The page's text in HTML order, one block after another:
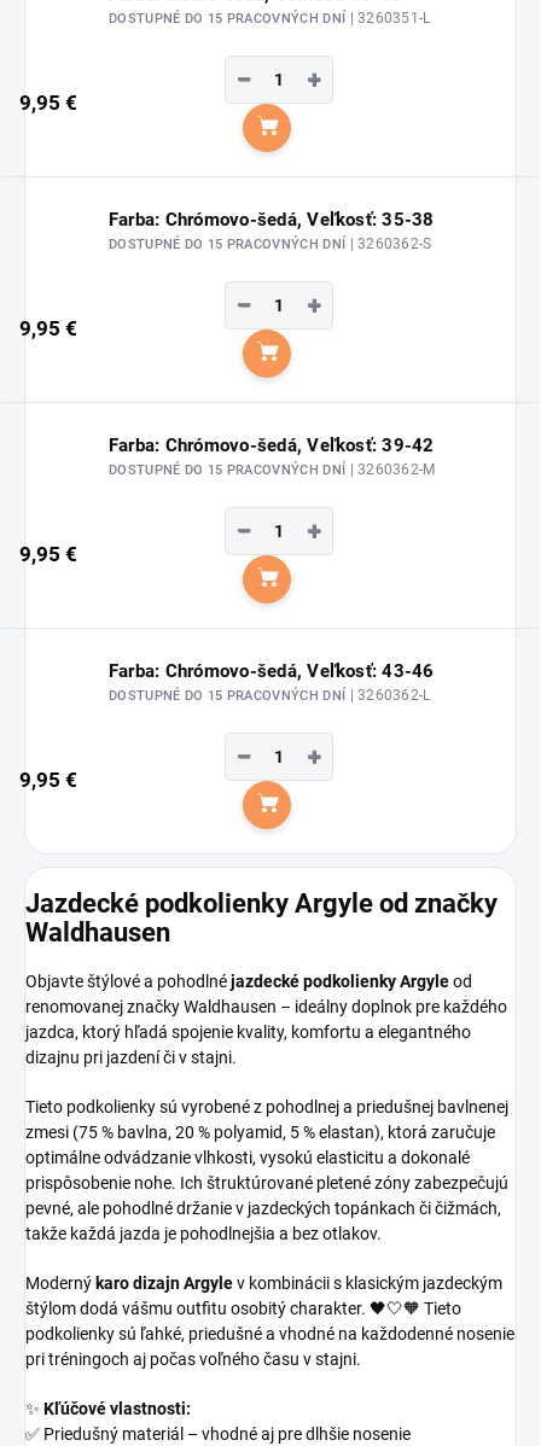
DOSTUPNÉ DO 15 PRACOVNÝCH DNÍ | 3260351-L
9,95 €
+
−
Do košíka
Farba: Chrómovo-šedá, Veľkosť: 35-38
DOSTUPNÉ DO 15 PRACOVNÝCH DNÍ | 3260362-S
9,95 €
+
−
Do košíka
Farba: Chrómovo-šedá, Veľkosť: 39-42
DOSTUPNÉ DO 15 PRACOVNÝCH DNÍ | 3260362-M
9,95 €
+
−
Do košíka
Farba: Chrómovo-šedá, Veľkosť: 43-46
DOSTUPNÉ DO 15 PRACOVNÝCH DNÍ | 3260362-L
9,95 €
+
−
Do košíka
Jazdecké podkolienky Argyle od značky
Waldhausen
Objavte štýlové a pohodlnéjazdecké podkolienky Argyleod
renomovanej značky Waldhausen – ideálny doplnok pre každého
jazdca, ktorý hľadá spojenie kvality, komfortu a elegantného
dizajnu pri jazdení či v stajni.
Tieto podkolienky sú vyrobené z pohodlnej a priedušnej bavlnenej
zmesi (75 % bavlna, 20 % polyamid, 5 % elastan), ktorá zaručuje
optimálne odvádzanie vlhkosti, vysokú elasticitu a dokonalé
prispôsobenie nohe. Ich štruktúrované pletené zóny zabezpečujú
pevné, ale pohodlné držanie v jazdeckých topánkach či čižmách,
takže každá jazda je pohodlnejšia a bez otlakov.
Moderný karo dizajn Argylev kombinácii s klasickým jazdeckým
štýlom dodá vášmu outfitu osobitý charakter. 🖤🤍🧡 Tieto
podkolienky sú ľahké, priedušné a vhodné na každodenné nosenie
pri tréningoch aj počas voľného času v stajni.
✨ Kľúčové vlastnosti:
✅ Priedušný materiál – vhodné aj pre dlhšie nosenie